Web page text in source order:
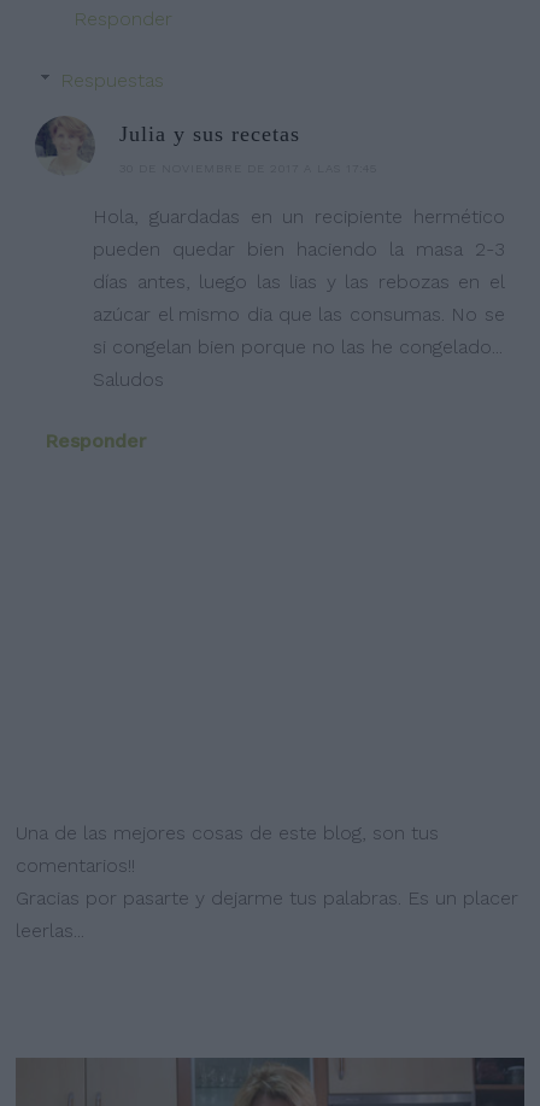
Responder
Respuestas
Julia y sus recetas
Hola, guardadas en un recipiente hermético
pueden quedar bien haciendo la masa 2-3
días antes, luego las lias y las rebozas en el
azúcar el mismo dia que las consumas. No se
si congelan bien porque no las he congelado...
Saludos
Responder
Una de las mejores cosas de este blog, son tus
comentarios!!
Gracias por pasarte y dejarme tus palabras. Es un placer
leerlas...